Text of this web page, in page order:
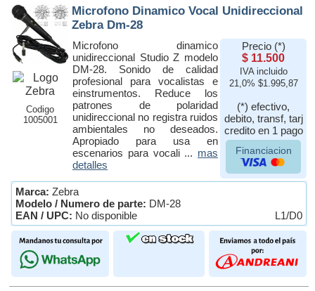
Codigo
1005001
Microfono Dinamico Vocal Unidireccional
Zebra Dm-28
Microfono dinamico
unidireccional Studio Z modelo
DM-28. Sonido de calidad
profesional para vocalistas e
einstrumentos. Reduce los
patrones de polaridad
unidireccional no registra ruidos
ambientales no deseados.
Apropiado para usa en
escenarios para vocali ... mas
detalles
Precio (*)
$ 11.500
IVA incluido
21,0% $1.995,87
(*) efectivo,
debito, transf, tarj
credito en 1 pago
Financiacion
Marca: Zebra
Modelo / Numero de parte: DM-28
EAN / UPC: No disponible L1/D0